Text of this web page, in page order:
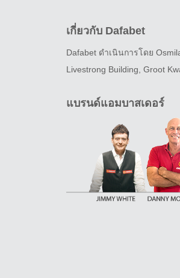
เกี่ยวกับ Dafabet
Dafabet ดำเนินการโดย
Livestrong Building, Groot
แบรนด์แอมบาสเดอร์